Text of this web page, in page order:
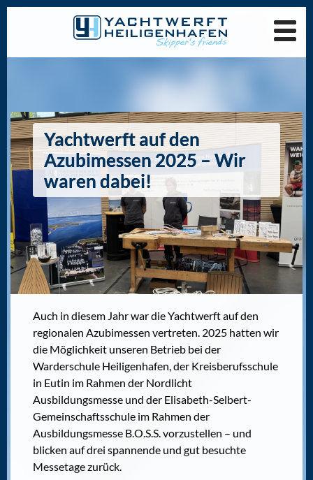
Yachtwerft auf den
Azubimessen 2025 – Wir
waren dabei!
Auch in diesem Jahr war die Yachtwerft auf den
regionalen Azubimessen vertreten. 2025 hatten wir
die Möglichkeit unseren Betrieb bei der
Warderschule Heiligenhafen, der Kreisberufsschule
in Eutin im Rahmen der Nordlicht
Ausbildungsmesse und der Elisabeth-Selbert-
Gemeinschaftsschule im Rahmen der
Ausbildungsmesse B.O.S.S. vorzustellen – und
blicken auf drei spannende und gut besuchte
Messetage zurück.